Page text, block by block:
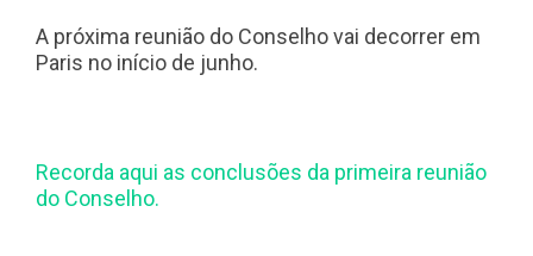
A próxima reunião do Conselho vai decorrer em
Paris no início de junho.
Recorda aqui as conclusões da primeira reunião
do Conselho.